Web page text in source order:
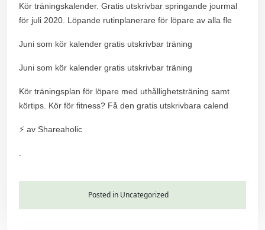
Kör träningskalender. Gratis utskrivbar springande jourmal
för juli 2020. Löpande rutinplanerare för löpare av alla fle
Juni som kör kalender gratis utskrivbar träning
Juni som kör kalender gratis utskrivbar träning
Kör träningsplan för löpare med uthållighetsträning samt
körtips. Kör för fitness? Få den gratis utskrivbara calend
⚡ av Shareaholic
Posted in Uncategorized